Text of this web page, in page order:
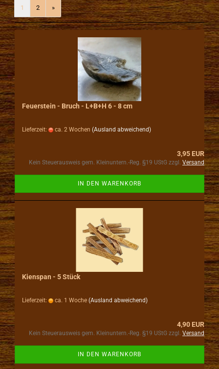
1 2 »
Feuerstein - Bruch - L+B+H 6 - 8 cm
Lieferzeit: ca. 2 Wochen (Ausland abweichend)
3,95 EUR
Kein Steuerausweis gem. Kleinuntern.-Reg. §19 UStG zzgl. Versand
IN DEN WARENKORB
Kienspan - 5 Stück
Lieferzeit: ca. 1 Woche (Ausland abweichend)
4,90 EUR
Kein Steuerausweis gem. Kleinuntern.-Reg. §19 UStG zzgl. Versand
IN DEN WARENKORB